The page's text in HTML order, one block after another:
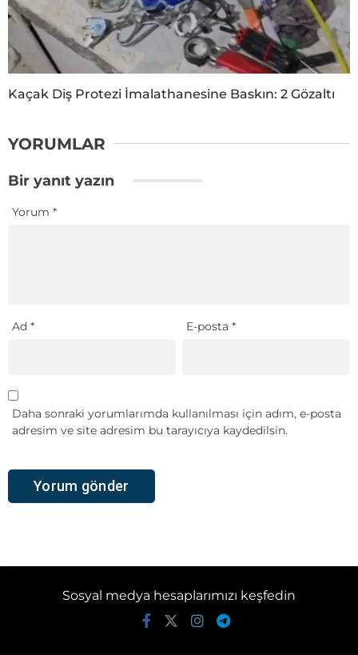
Kaçak Diş Protezi İmalathanesine Baskın: 2 Gözaltı
YORUMLAR
Bir yanıt yazın
Yorum *
Ad * E-posta*
Daha sonraki yorumlarımda kullanılması için adım, e-posta
adresim ve site adresim bu tarayıcıya kaydedilsin.
Sosyal medya hesaplarımızı keşfedin